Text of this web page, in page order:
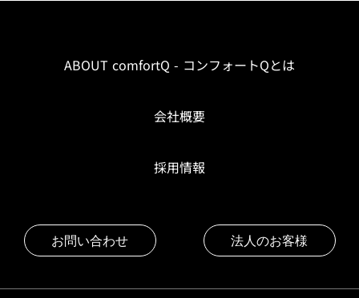
ABOUT comfortQ - コンフォートQとは
会社概要
採用情報
お問い合わせ 法人のお客様